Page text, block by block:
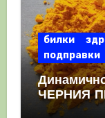
билки
подправки
ЧЕРНИЯ